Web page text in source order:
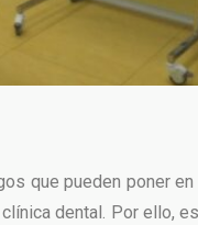
que pueden poner
dental. Por ello,